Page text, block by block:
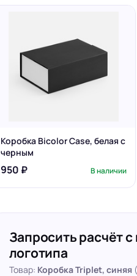
Коробка Bicolor Case, белая с
черным
950 ₽ В наличии
Запросить расчёт
логотипа
Товар: Коробка Triplet, синяя